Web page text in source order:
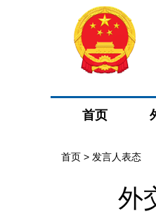
首页
首页 > 发言人表态
外